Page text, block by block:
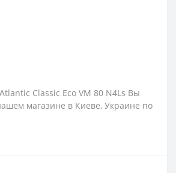
Classic Eco VM 80 N4Ls Вы
магазине в Киеве, Украине по